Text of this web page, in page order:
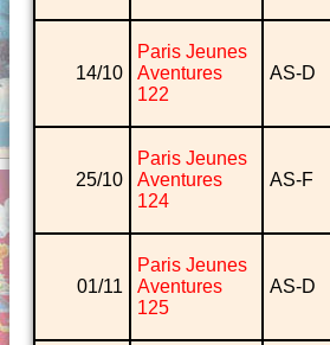
14/10
Paris Jeunes
Aventures
122
AS-D
25/10
Paris Jeunes
Aventures
124
AS-F
01/11
Paris Jeunes
Aventures
125
AS-D